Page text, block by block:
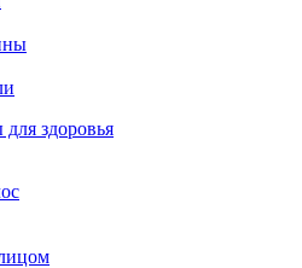
здоровья